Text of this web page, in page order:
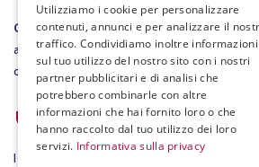
GRATISper le consegne in Italia per ordini
altrimenti il costo della consegna è di
dall'Italia ti invieremo un preventivo separato.
ACQUISTI SICURI
I tuoi
su fracassovini.com sono
Utilizziamo i cookie per personalizzare
contenuti, annunci e per analizzare il
traffico. Condividiamo inoltre informazioni
sul tuo utilizzo del nostro sito con i nostri
partner pubblicitari e di analisi che
potrebbero combinarle con altre
informazioni che hai fornito loro o che
hanno raccolto dal tuo utilizzo dei loro
servizi. Informativa sulla privacy